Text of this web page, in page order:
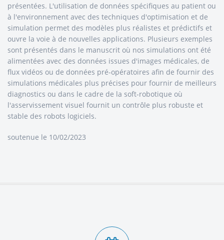
présentées. L'utilisation de données spécifiques au patient ou
à l'environnement avec des techniques d'optimisation et de
simulation permet des modèles plus réalistes et prédictifs et
ouvre la voie à de nouvelles applications. Plusieurs exemples
sont présentés dans le manuscrit où nos simulations ont été
alimentées avec des données issues d'images médicales, de
flux vidéos ou de données pré-opératoires afin de fournir des
simulations médicales plus précises pour fournir de meilleurs
diagnostics ou dans le cadre de la soft-robotique où
l'asservissement visuel fournit un contrôle plus robuste et
stable des robots logiciels.
soutenue le 10/02/2023